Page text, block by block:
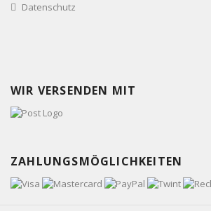
Datenschutz
WIR VERSENDEN MIT
ZAHLUNGSMÖGLICHKEITEN